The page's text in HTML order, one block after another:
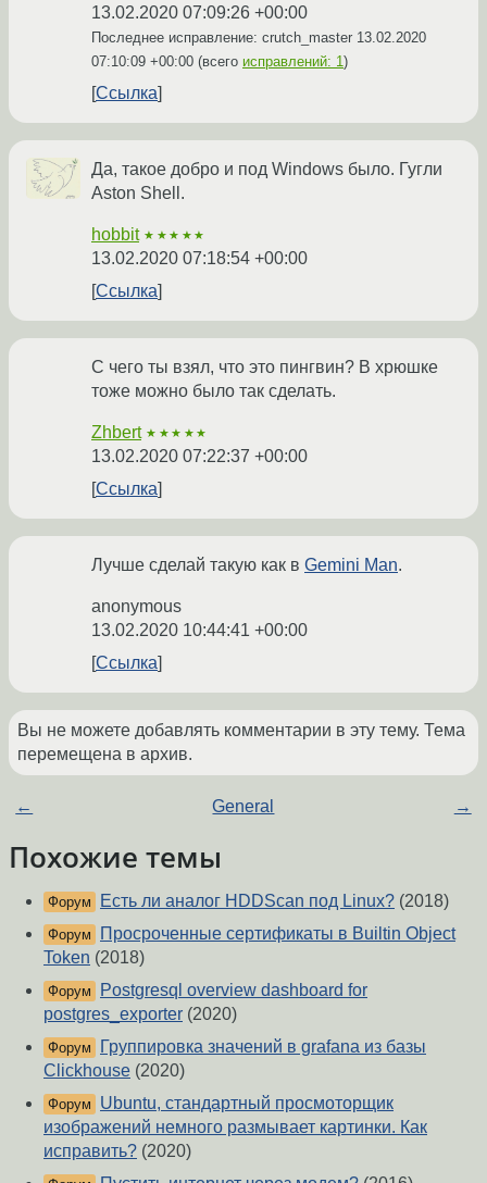
13.02.2020 07:09:26 +00:00
Последнее исправление: crutch_master 13.02.2020
07:10:09 +00:00 (всего исправлений: 1)
Ссылка
Да, такое добро и под Windows было. Гугли
Aston Shell.
hobbit ★★★★★
13.02.2020 07:18:54 +00:00
Ссылка
С чего ты взял, что это пингвин? В хрюшке
тоже можно было так сделать.
Zhbert ★★★★★
13.02.2020 07:22:37 +00:00
Ссылка
Лучше сделай такую как в Gemini Man.
anonymous
13.02.2020 10:44:41 +00:00
Ссылка
Вы не можете добавлять комментарии в эту тему. Тема
перемещена в архив.
← General →
Похожие темы
Форум Есть ли аналог HDDScan под Linux? (2018)
Форум
Просроченные сертификаты в Builtin Object
Token (2018)
Форум
Postgresql overview dashboard for
postgres_exporter (2020)
Форум
Группировка значений в grafana из базы
Clickhouse (2020)
Форум
Ubuntu, стандартный просмоторщик
изображений немного размывает картинки. Как
исправить? (2020)